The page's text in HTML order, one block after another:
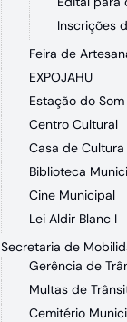
Inscrições
Feira de
EXPOJAHU
Estação do Som
Centro Cultural
Casa de Cultura
Biblioteca
Cine Municipal
Lei Aldir Blanc I
Secretaria de
Gerência de
Multas de
Cemitério